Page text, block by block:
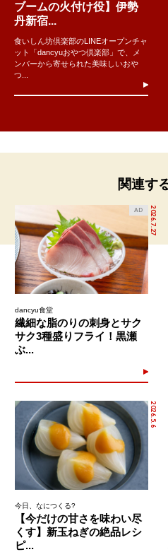
ブームの火付け役】伊勢
丹新宿...
食いしん坊倶楽部のLINEオープンチャ
ット「dancyuおやつ倶楽部」で、メ
ンバーから寄せられた美味しいおや
つ...
関連す
2026.7.27
AD
dancyu食堂
繊細な脂のりの刺身とサク
サク3種盛りフライ！黒瀬
ぶ...
2026.5.6
今日、なにつくる?
【今だけの甘さを味わい尽
くす】新玉ねぎの絶品レシ
ピ...